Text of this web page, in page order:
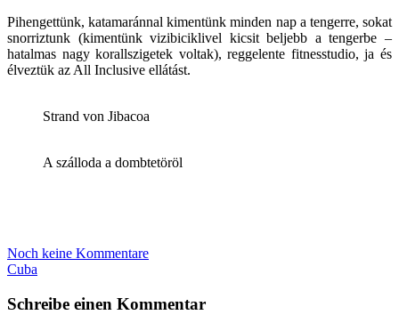
Pihengettünk, katamaránnal kimentünk minden nap a tengerre, sokat
snorriztunk (kimentünk vizibiciklivel kicsit beljebb a tengerbe –
hatalmas nagy korallszigetek voltak), reggelente fitnesstudio, ja és
élveztük az All Inclusive ellátást.
Strand von Jibacoa
A szálloda a dombtetöröl
Noch keine Kommentare
Cuba
Schreibe einen Kommentar